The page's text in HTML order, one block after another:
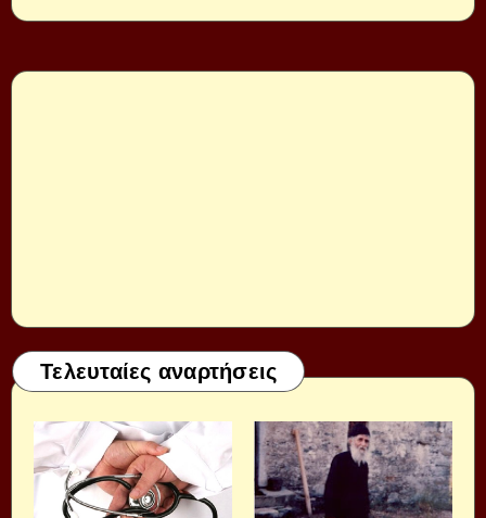
Τελευταίες αναρτήσεις